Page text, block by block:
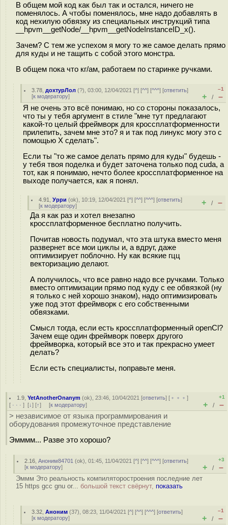
В общем мой код как был так и остался, ничего не
поменялось. А чтобы поменялось, мне надо добавлять в
код нехилую обвязку из специальных инструкций типа
__hpvm__getNode/__hpvm__getNodeInstanceID_x().
Зачем? С тем же успехом я могу то же самое делать прямо
для куды и не тащить с собой этого монстра.
В общем пока что кг/ам, работаем по старинке ручками.
3.78 дохтурЛол (?), 03:00, 12/04/2021 [^] [^^] [^^^] [ответить]
[к модератору]
–1
+ / –
Я не очень это всё понимаю, но со стороны показалось,
что ты у тебя аргумент в стиле "мне тут предлагают
какой-то целый фреймворк для кроссплатформенности
прилепить, зачем мне это? я и так под линукс могу это с
помощью Х сделать".
Если ты "то же самое делать прямо для куды" будешь -
у тебя твоя поделка и будет заточена только под cuda, а
тот, как я понимаю, нечто более кроссплатформенное на
выходе получается, как я понял.
4.91 ,Урри (ok), 10:19, 12/04/2021 [^] [^^] [^^^] [ответить]
[к модератору] + / –
Да я как раз и хотел внезапно
кроссплатформенное бесплатно получить.
Почитав новость подумал, что эта штука вместо меня
развернет все мои циклы и, а вдруг, даже
оптимизирует поблочно. Ну как всякие гцц
векторизацию делают.
А получилось, что все равно надо все ручками. Только
вместо оптимизации прямо под куду с ее обвязкой (ну
я только с ней хорошо знаком), надо оптимизировать
уже под этот фреймворк с его собственными
обвязками.
Смысл тогда, если есть кроссплатформенный openCl?
Зачем еще один фреймворк поверх другого
фреймворка, который все это и так прекрасно умеет
делать?
Если есть специалисты, поправьте меня.
1.9 ,YetAnotherOnanym (ok), 23:46, 10/04/2021 [ответить] [ ﹢﹢﹢]
[ · · · ] [↓] [↑] [к модератору]
+1
+ / –
> независимое от языка программирования и
оборудования промежуточное представление
Эмммм... Разве это хорошо?
2.16 ,Аноним84701 (ok), 01:45, 11/04/2021 [^] [^^] [^^^] [ответить]
[к модератору]
+3
+ / –
Эммм Это реальность компиляторостроения последние лет
15 https gcc gnu or... большой текст свёрнут, показать
3.32 ,Аноним (37), 08:23, 11/04/2021 [^] [^^] [^^^] [ответить]
[к модератору]
–1
+ / –